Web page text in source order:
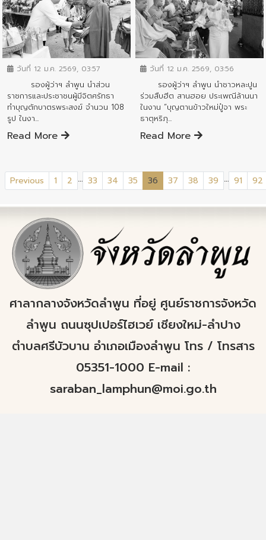
ข่าวสารจังหวัด
วันที่ 12 ม.ค. 2569, 03:57
รองผู้ว่าฯ ลำพูน นำส่วน
ราชการและประชาชนผู้มีจิตศรัทธา
ทำบุญตักบาตรพระสงฆ์ จำนวน 108
รูป ในงา...
Read More
ข่าวสารจังหวัด
วันที่ 12 ม.ค. 2569, 03:56
รองผู้ว่าฯ ลำพูน นำชาวหละปูน
ร่วมสืบฮีต สานฮอย ประเพณีล้านนา
ในงาน “บุญตานข้าวใหม่ปู๋จา พระ
ธาตุหริภุ...
Read More
Previous 1 2 ... 33 34 35 36 (current)
37 38 39 ... 91 92
ศาลากลางจังหวัดลำพูน ที่อยู่ ศูนย์ราชการจังหวัด
ลำพูน ถนนซุปเปอร์ไฮเวย์ เชียงใหม่-ลำปาง
ตำบลศรีบัวบาน อำเภอเมืองลำพูน โทร / โทรสาร
05351-1000 E-mail :
saraban_lamphun@moi.go.th